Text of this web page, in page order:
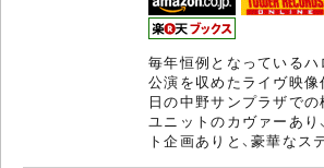
毎年恒例となっているハ
公演を収めたライヴ映
日の中野サンプラザでの
ユニットのカヴァーあり
ト企画ありと、豪華な